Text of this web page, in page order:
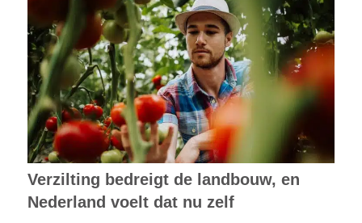
Verzilting bedreigt de landbouw, en
Nederland voelt dat nu zelf